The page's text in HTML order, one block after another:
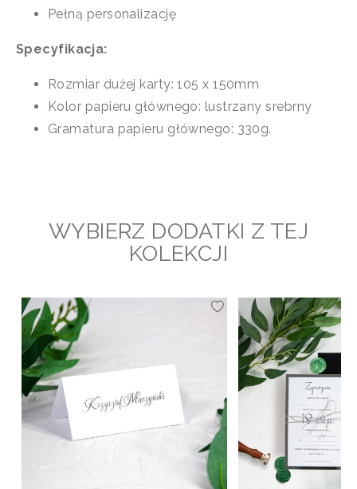
Pełną personalizację
Specyfikacja:
Rozmiar dużej karty: 105 x 150mm
Kolor papieru głównego: lustrzany srebrny
Gramatura papieru głównego: 330g.
WYBIERZ DODATKI Z TEJ
KOLEKCJI